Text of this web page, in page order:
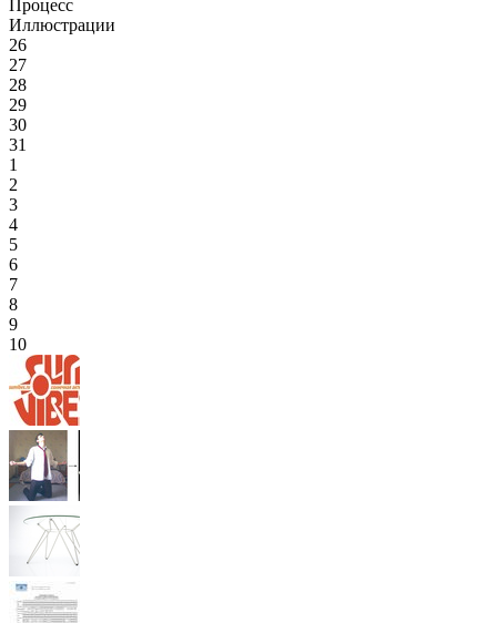
Процесс
Иллюстрации
26
27
28
29
30
31
1
2
3
4
5
6
7
8
9
10